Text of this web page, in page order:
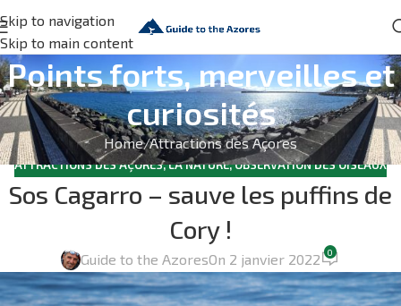
Skip to navigation
Skip to main content
Points forts, merveilles et
curiosités
Home Attractions des Açores
ATTRACTIONS DES AÇORES,LA NATURE,OBSERVATION DES OISEAUX
Sos Cagarro – sauve les puffins de
Cory !
Guide to the AzoresOn 2 janvier 2022 0